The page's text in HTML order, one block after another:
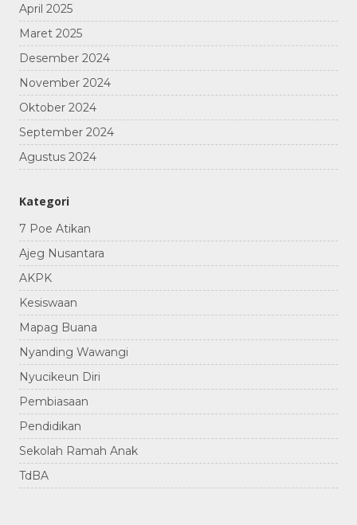
April 2025
Maret 2025
Desember 2024
November 2024
Oktober 2024
September 2024
Agustus 2024
Kategori
7 Poe Atikan
Ajeg Nusantara
AKPK
Kesiswaan
Mapag Buana
Nyanding Wawangi
Nyucikeun Diri
Pembiasaan
Pendidikan
Sekolah Ramah Anak
TdBA